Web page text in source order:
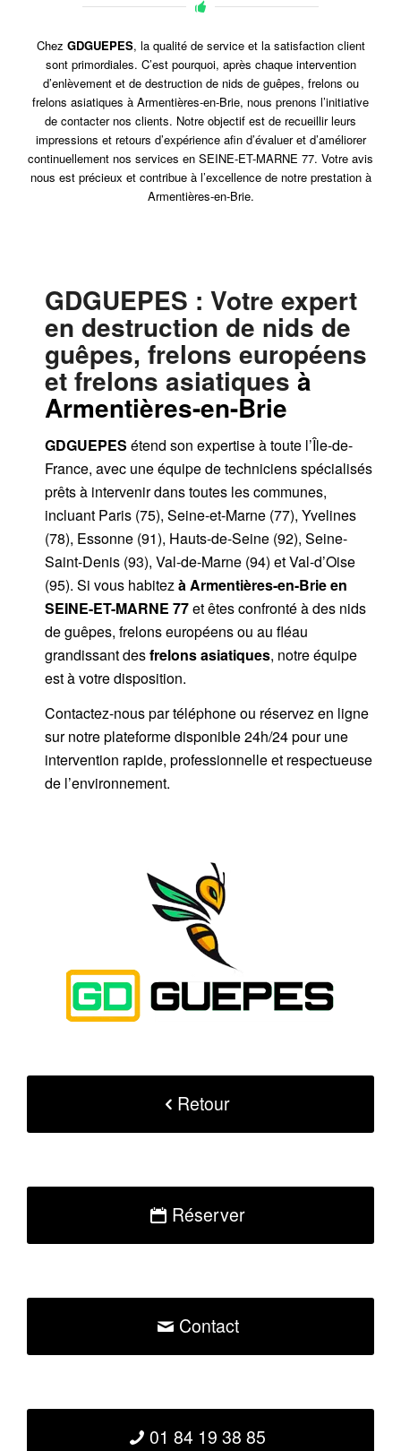
Chez GDGUEPES, la qualité de service et la satisfaction client
sont primordiales. C’est pourquoi, après chaque intervention
d’enlèvement et de destruction de nids de guêpes, frelons ou
frelons asiatiques à Armentières-en-Brie, nous prenons l’initiative
de contacter nos clients. Notre objectif est de recueillir leurs
impressions et retours d’expérience afin d’évaluer et d’améliorer
continuellement nos services en SEINE-ET-MARNE 77. Votre avis
nous est précieux et contribue à l’excellence de notre prestation à
Armentières-en-Brie.
GDGUEPES : Votre expert
en destruction de nids de
guêpes, frelons européens
et frelons asiatiquesà
Armentières-en-Brie
GDGUEPES étend son expertise à toute l’Île-de-
France, avec une équipe de techniciens spécialisés
prêts à intervenir dans toutes les communes,
incluant Paris (75), Seine-et-Marne (77), Yvelines
(78), Essonne (91), Hauts-de-Seine (92), Seine-
Saint-Denis (93), Val-de-Marne (94) et Val-d’Oise
(95). Si vous habitez à Armentières-en-Brieen
SEINE-ET-MARNE 77et êtes confronté à des nids
de guêpes, frelons européens ou au fléau
grandissant desfrelons asiatiques, notre équipe
est à votre disposition.
Contactez-nous partéléphoneou réservez en ligne
sur notre plateforme disponible 24h/24pour une
intervention rapide, professionnelle et respectueuse
de l’environnement.
Retour
Réserver
Contact
01 84 19 38 85